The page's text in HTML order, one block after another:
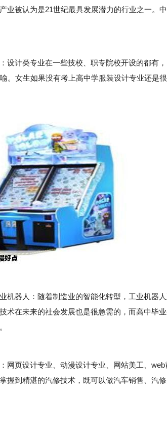
业被认为是21世纪最具发展潜力的行业之一。
计类专业在一些技校、职专院校开设的都有
。女生如果没有考上高中学服装设计专业还是
器人：随着制造业的智能化转型，工业机器
术在未来的社会发展也是很急需的，而高中毕
页设计专业、动漫设计专业、网站美工、web
握到精湛的汽修技术，既可以做汽车销售、汽